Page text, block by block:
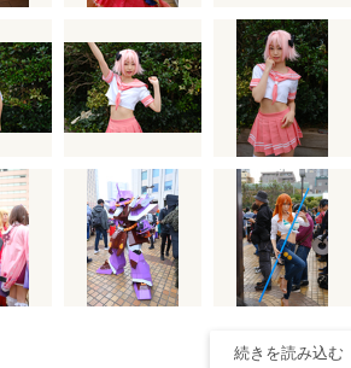
続きを読み込む